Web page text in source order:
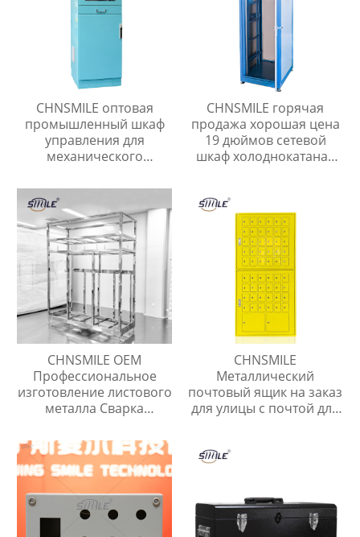
CHNSMILE оптовая
промышленный шкаф
управления для
механического
транспорта с
популярной скидкой
CHNSMILE горячая
продажа хорошая цена
19 дюймов сетевой
шкаф холоднокатаная
CHNSMILE OEM
Профессиональное
изготовление листового
металла Сварка
корпусов и рам Услуги
по изготовлению
листового металла
CHNSMILE
Металлический
почтовый ящик на заказ
для улицы с почтой для